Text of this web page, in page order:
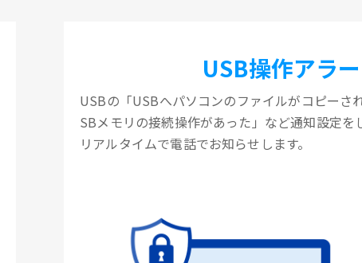
USB操作アラ
USBの「USBへパソコンのファイルがコピーさ
SBメモリの接続操作があった」など通知設定を
リアルタイムで電話でお知らせします。